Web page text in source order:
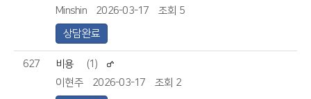
Minshin
2026-03-17
조회 5
상담완료
627 비용
(1)
이현주
2026-03-17
조회 2